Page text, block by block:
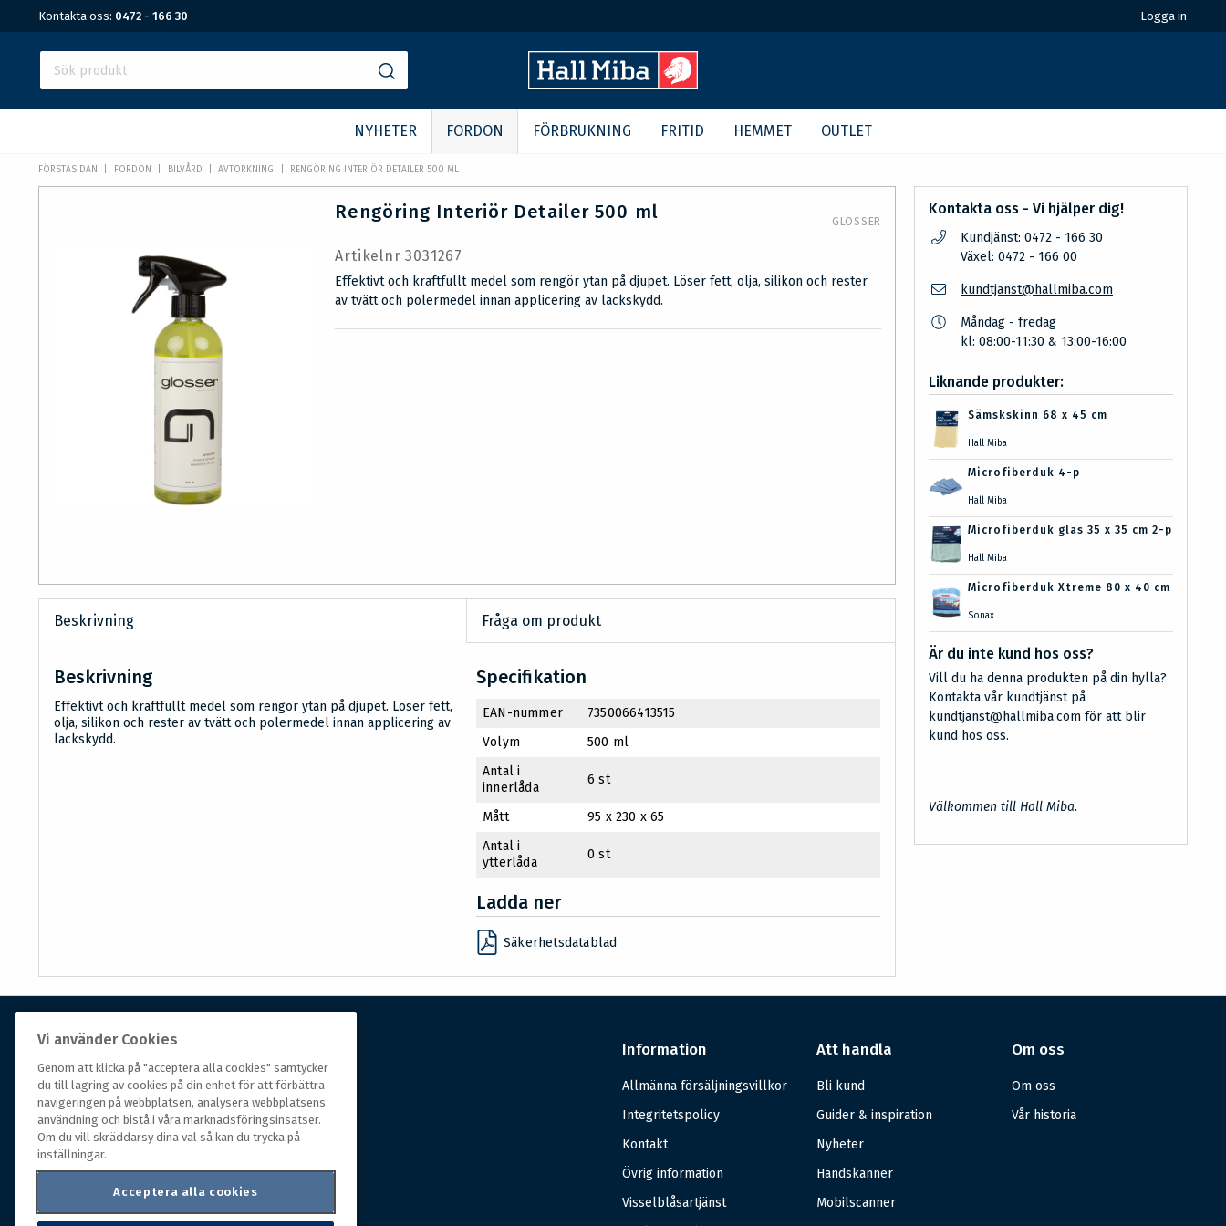
Kontakta oss: 0472 - 166 30 Logga in
NYHETER FORDON FÖRBRUKNING FRITID HEMMET OUTLET
FÖRSTASIDAN FORDON BILVÅRD AVTORKNING RENGÖRING INTERIÖR DETAILER 500 ML
Rengöring Interiör Detailer 500 ml GLOSSER
Artikelnr 3031267
Effektivt och kraftfullt medel som rengör ytan på djupet. Löser fett, olja, silikon och rester
av tvätt och polermedel innan applicering av lackskydd.
Beskrivning Fråga om produkt
Beskrivning
Effektivt och kraftfullt medel som rengör ytan på djupet. Löser fett,
olja, silikon och rester av tvätt och polermedel innan applicering av
lackskydd.
Specifikation
EAN-nummer
7350066413515
Volym
500 ml
Antal i
innerlåda
6 st
Mått
95 x 230 x 65
Antal i
ytterlåda
0 st
Ladda ner
Säkerhetsdatablad
Kontakta oss - Vi hjälper dig!
Kundjänst: 0472 - 166 30
Växel: 0472 - 166 00
kundtjanst@hallmiba.com
Måndag - fredag
kl: 08:00-11:30 & 13:00-16:00
Liknande produkter:
Sämskskinn 68 x 45 cm
Hall Miba
Microfiberduk 4-p
Hall Miba
Microfiberduk glas 35 x 35 cm 2-p
Hall Miba
Microfiberduk Xtreme 80 x 40 cm
Sonax
Är du inte kund hos oss?
Vill du ha denna produkten på din hylla?
Kontakta vår kundtjänst på
kundtjanst@hallmiba.com för att blir
kund hos oss.
Välkommen till Hall Miba.
Om Hall Miba
Hall Miba är grossisten som funnits på marknaden i
över 150 år. Från huvudkontoret i småländska Växjö
styrs hela organisationen, som erbjuder prisvärda
produkter till kunder i rörelse.
Information
Allmänna försäljningsvillkor
Integritetspolicy
Kontakt
Övrig information
Visselblåsartjänst
Att handla
Bli kund
Guider & inspiration
Nyheter
Handskanner
Mobilscanner
Om oss
Om oss
Vår historia
Vi använder Cookies
Genom att klicka på "acceptera alla cookies" samtycker
du till lagring av cookies på din enhet för att förbättra
navigeringen på webbplatsen, analysera webbplatsens
användning och bistå i våra marknadsföringsinsatser.
Om du vill skräddarsy dina val så kan du trycka på
inställningar.
Acceptera alla cookies